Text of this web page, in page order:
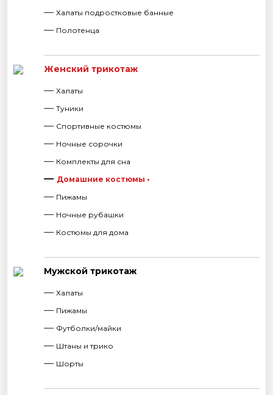
Халаты подростковые банные
Полотенца
Женский трикотаж
Халаты
Туники
Спортивные костюмы
Ночные сорочки
Комплекты для сна
Домашние костюмы
Пижамы
Ночные рубашки
Костюмы для дома
Мужской трикотаж
Халаты
Пижамы
Футболки/майки
Штаны и трико
Шорты